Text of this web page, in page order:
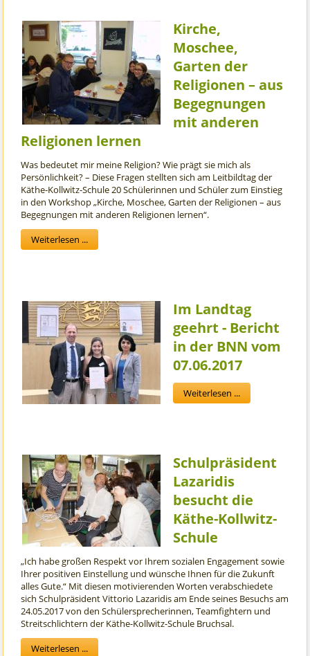
Kirche,
Moschee,
Garten der
Religionen – aus
Begegnungen
mit anderen
Religionen lernen
Was bedeutet mir meine Religion? Wie prägt sie mich als
Persönlichkeit? – Diese Fragen stellten sich am Leitbildtag der
Käthe-Kollwitz-Schule 20 Schülerinnen und Schüler zum Einstieg
in den Workshop „Kirche, Moschee, Garten der Religionen – aus
Begegnungen mit anderen Religionen lernen“.
Weiterlesen ...
Im Landtag
geehrt - Bericht
in der BNN vom
07.06.2017
Weiterlesen ...
Schulpräsident
Lazaridis
besucht die
Käthe-Kollwitz-
Schule
„Ich habe großen Respekt vor Ihrem sozialen Engagement sowie
Ihrer positiven Einstellung und wünsche Ihnen für die Zukunft
alles Gute.“ Mit diesen motivierenden Worten verabschiedete
sich Schulpräsident Vittorio Lazaridis am Ende seines Besuchs am
24.05.2017 von den Schülersprecherinnen, Teamfightern und
Streitschlichtern der Käthe-Kollwitz-Schule Bruchsal.
Weiterlesen ...